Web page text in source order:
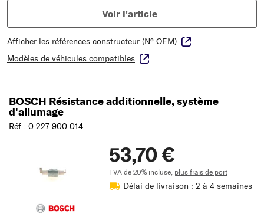
Voir l'article
Afficher les références constructeur (N° OEM)
Modèles de véhicules compatibles
BOSCH Résistance additionnelle, système
d'allumage
Réf : 0 227 900 014
53,70 €
TVA de 20% incluse, plus frais de port
Délai de livraison : 2 à 4 semaines